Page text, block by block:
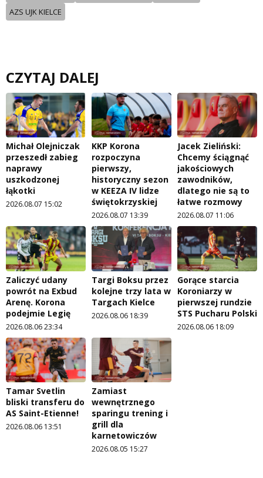
AZS UJK KIELCE
CZYTAJ DALEJ
Michał Olejniczak
przeszedł zabieg
naprawy
uszkodzonej
łąkotki
2026.08.07 15:02
KKP Korona
rozpoczyna
pierwszy,
historyczny sezon
w KEEZA IV lidze
świętokrzyskiej
2026.08.07 13:39
Jacek Zieliński:
Chcemy ściągnąć
jakościowych
zawodników,
dlatego nie są to
łatwe rozmowy
2026.08.07 11:06
Zaliczyć udany
powrót na Exbud
Arenę. Korona
podejmie Legię
2026.08.06 23:34
Targi Boksu przez
kolejne trzy lata w
Targach Kielce
2026.08.06 18:39
Gorące starcia
Koroniarzy w
pierwszej rundzie
STS Pucharu Polski
2026.08.06 18:09
Tamar Svetlin
bliski transferu do
AS Saint-Etienne!
2026.08.06 13:51
Zamiast
wewnętrznego
sparingu trening i
grill dla
karnetowiczów
2026.08.05 15:27